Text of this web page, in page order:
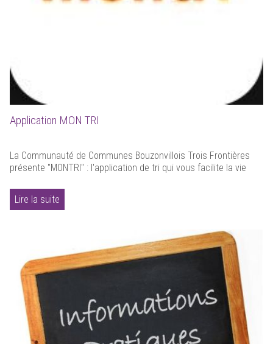
Application MON TRI
La Communauté de Communes Bouzonvillois Trois Frontières
présente "MONTRI" : l'application de tri qui vous facilite la vie
Lire la suite